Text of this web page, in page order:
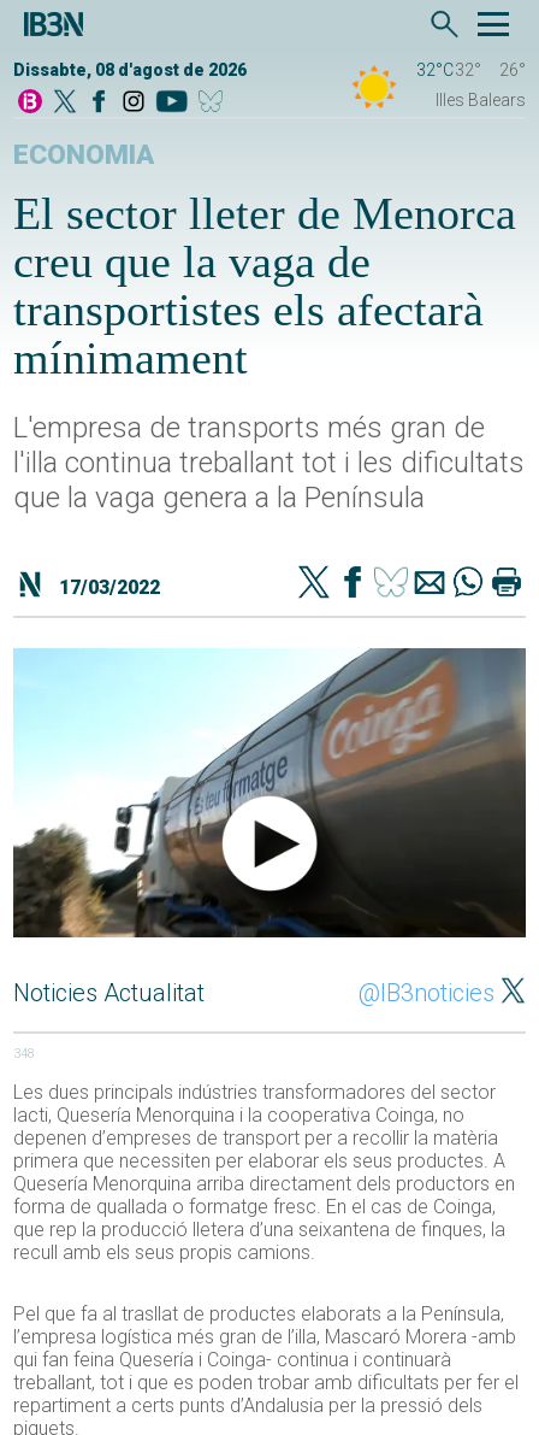
Dissabte, 08 d'agost de 2026 32°C32°
26°
Illes Balears
ECONOMIA
El sector lleter de Menorca
creu que la vaga de
transportistes els afectarà
mínimament
L'empresa de transports més gran de
l'illa continua treballant tot i les dificultats
que la vaga genera a la Península
17/03/2022
Noticies Actualitat @IB3noticies
348
Les dues principals indústries transformadores del sector
lacti, Quesería Menorquina i la cooperativa Coinga, no
depenen d’empreses de transport per a recollir la matèria
primera que necessiten per elaborar els seus productes. A
Quesería Menorquina arriba directament dels productors en
forma de quallada o formatge fresc. En el cas de Coinga,
que rep la producció lletera d’una seixantena de finques, la
recull amb els seus propis camions.
Pel que fa al trasllat de productes elaborats a la Península,
l’empresa logística més gran de l’illa, Mascaró Morera -amb
qui fan feina Quesería i Coinga- continua i continuarà
treballant, tot i que es poden trobar amb dificultats per fer el
repartiment a certs punts d’Andalusia per la pressió dels
piquets.